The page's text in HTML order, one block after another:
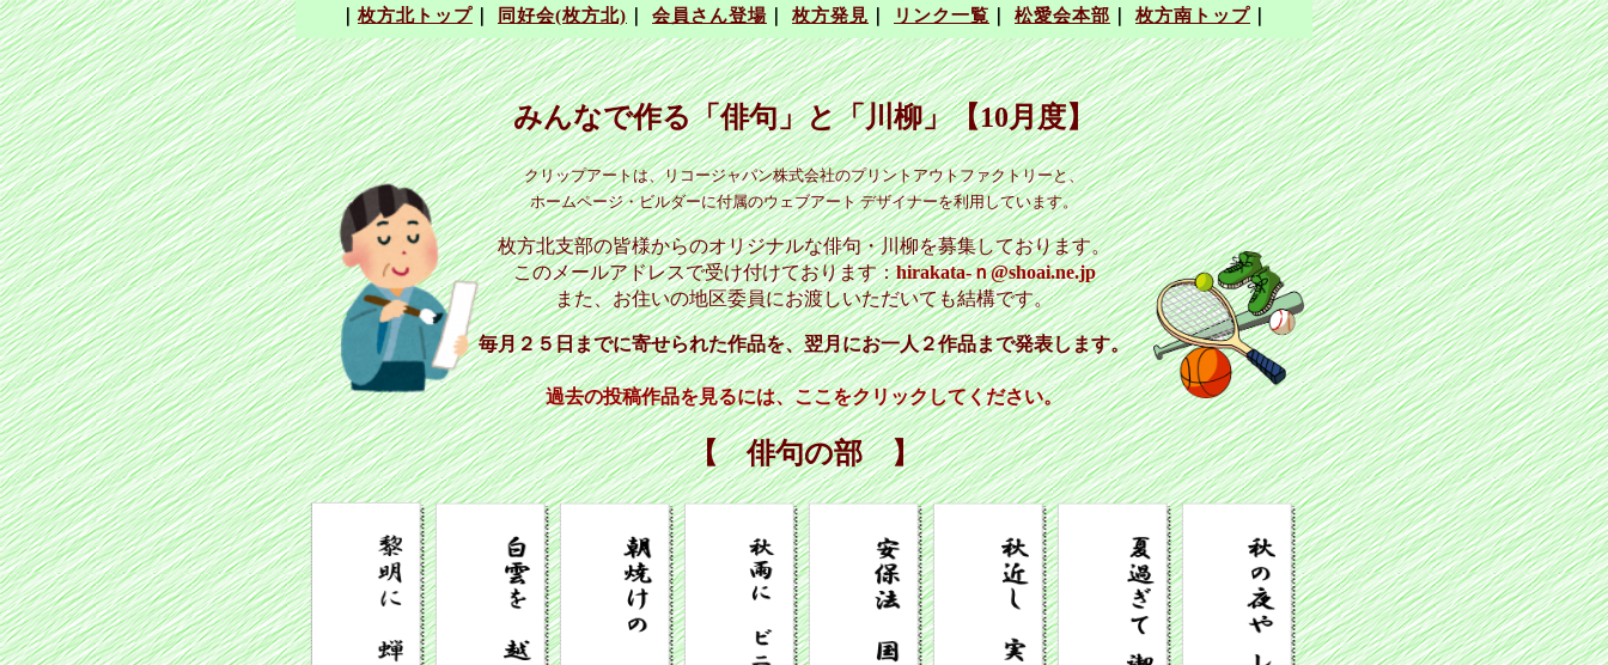
みんなで作る「俳句」と「川柳」【10月度】
クリップアートは、リコージャパン株式会社のプリントアウトファクトリーと、
ホームページ・ビルダーに付属のウェブアート デザイナーを利用しています。
枚方北支部の皆様からのオリジナルな俳句・川柳を募集しております。
このメールアドレスで受け付けております：hirakata-ｎ@shoai.ne.jp
また、お住いの地区委員にお渡しいただいても結構です。
毎月２５日までに寄せられた作品を、翌月にお一人２作品まで発表します。
過去の投稿作品を見るには、ここをクリックしてください。
【 俳句の部 】